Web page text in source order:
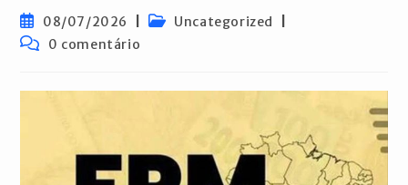
Post
publicado:
08/07/2026
Categoria
Uncategorized
Comentários
0 comentário